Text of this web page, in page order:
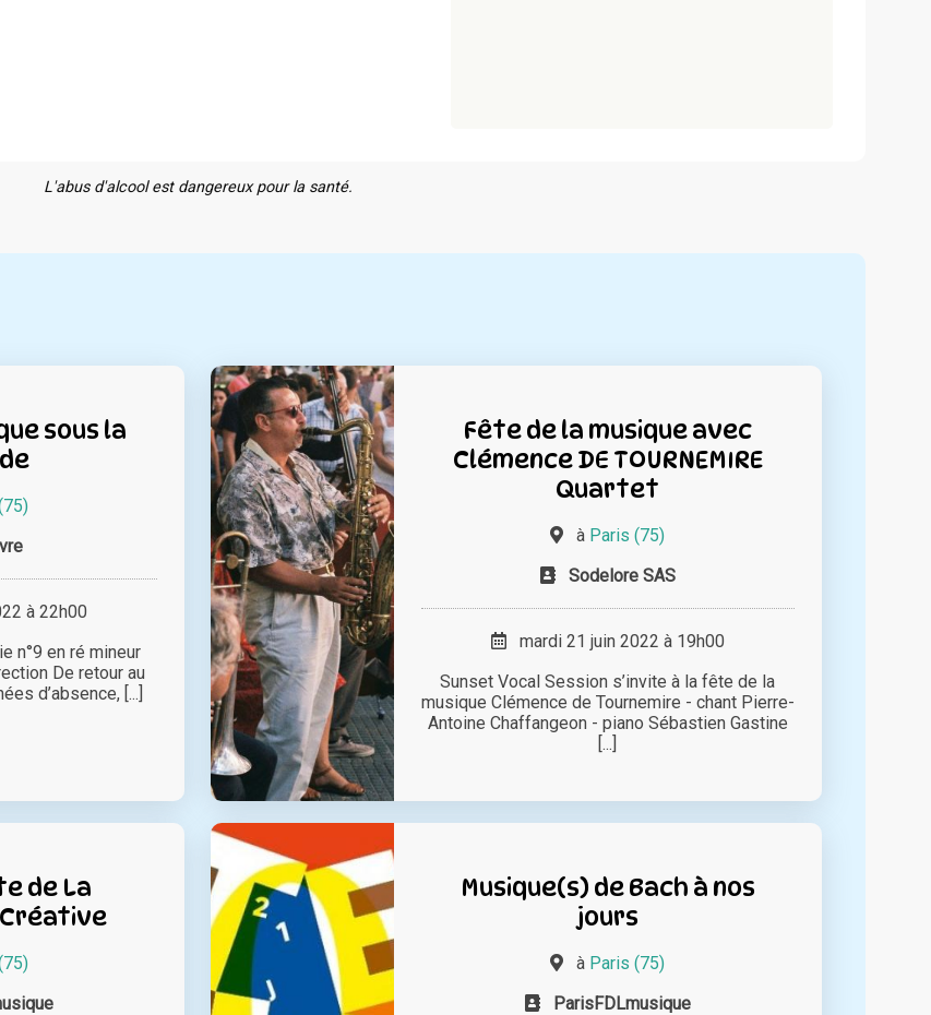
L'abus d'alcool est dangereux pour la santé.
sous la
à 22h00
n°9 en ré mineur
De retour au
d’absence, [...]
Fête de la musique avec
Clémence DE TOURNEMIRE
Quartet
à Paris (75)
Sodelore SAS
mardi 21 juin 2022 à 19h00
Sunset Vocal Session s’invite à la fête de la
musique Clémence de Tournemire - chant Pierre-
Antoine Chaffangeon - piano Sébastien Gastine
[...]
de La
Musique(s) de Bach à nos
jours
à Paris (75)
ParisFDLmusique